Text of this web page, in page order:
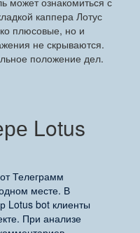
каппера Лотус
плюсовые, но и
не скрываются.
положение дел.
Lotus
Телеграмм
месте. В
Lotus bot клиенты
При анализе